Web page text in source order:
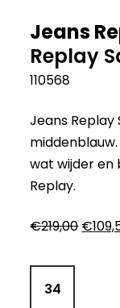
Jeans
Replay
110568
Jeans Replay
wat wijder en
Replay.
€219,00 €
34